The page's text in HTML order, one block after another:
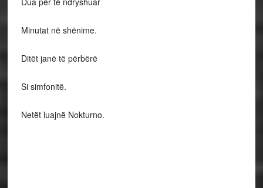
Minutat në shënime.
Ditët janë të përbërë
Si simfonitë.
Netët luajnë Nokturno.